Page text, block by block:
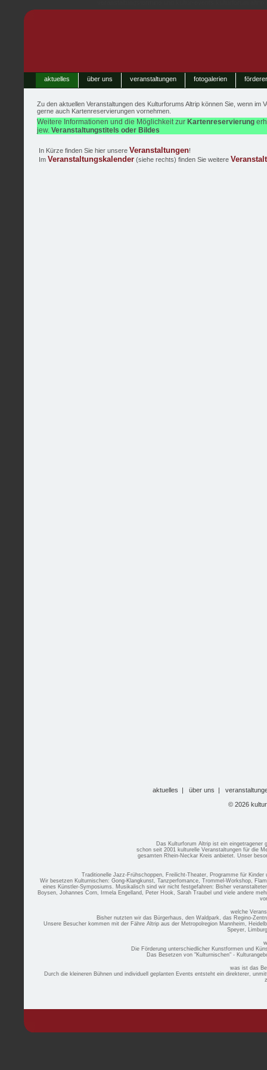
aktuelles über uns veranstaltungen fotogalerien förderer
Zu den aktuellen Veranstaltungen des Kulturforums Altrip können Sie, wenn im
gerne auch Kartenreservierungen vornehmen.
Weitere Informationen und die Möglichkeit zur Kartenreservierung
jew. Veranstaltungstitels oder Bildes
In Kürze finden Sie hier unsere Veranstaltungen!
Im Veranstaltungskalender (siehe rechts) finden Sie weitere
aktuelles | über uns |
© 2026
Das Kulturforum Altrip ist ein eingetragener
schon seit 2001 kulturelle Veranstaltungen für die
gesamten Rhein-Neckar Kreis anbietet. Unser
Traditionelle Jazz-Frühschoppen, Freilicht-Theater, Programme für
Wir besetzen Kulturnischen: Gong-Klangkunst, Tanzperfomance, Trommel-Workshop,
eines Künstler-Symposiums. Musikalisch sind wir nicht festgefahren: Bisher
Boysen, Johannes Corn, Irmela Engelland, Peter Hook, Sarah Traubel und viele andere
welche
Bisher nutzten wir das Bürgerhaus, den Waldpark, das Regino-
Unsere Besucher kommen mit der Fähre Altrip aus der Metropolregion Mannheim,
Speyer,
Die Förderung unterschiedlicher Kunstformen und
Das Besetzen von "Kulturnischen" -
was ist das
Durch die kleineren Bühnen und individuell geplanten Events entsteht ein direkterer,